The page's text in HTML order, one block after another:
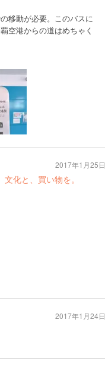
移動が必要。このバスに
空港からの道はめちゃく
化と、買い物を。
2017年1月25日
2017年1月24日